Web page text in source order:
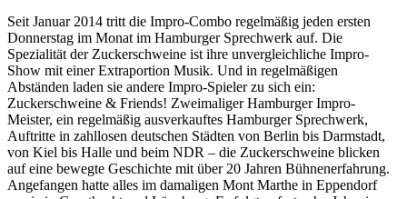
Seit Januar 2014 tritt die Impro-Combo regelmäßig jeden ersten
Donnerstag im Monat im Hamburger Sprechwerk auf. Die
Spezialität der Zuckerschweine ist ihre unvergleichliche Impro-
Show mit einer Extraportion Musik. Und in regelmäßigen
Abständen laden sie andere Impro-Spieler zu sich ein:
Zuckerschweine & Friends! Zweimaliger Hamburger Impro-
Meister, ein regelmäßig ausverkauftes Hamburger Sprechwerk,
Auftritte in zahllosen deutschen Städten von Berlin bis Darmstadt,
von Kiel bis Halle und beim NDR – die Zuckerschweine blicken
auf eine bewegte Geschichte mit über 20 Jahren Bühnenerfahrung.
Angefangen hatte alles im damaligen Mont Marthe in Eppendorf